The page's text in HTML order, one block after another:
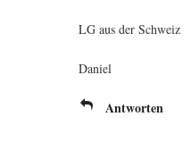
LG aus der Schweiz
Dani­el
Antworten